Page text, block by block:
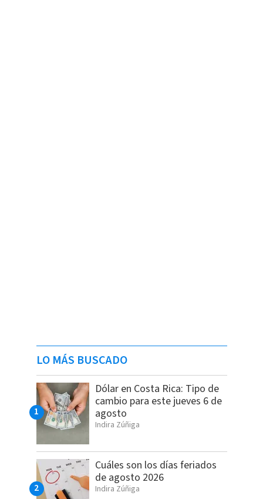
LO MÁS BUSCADO
Dólar en Costa Rica: Tipo de
cambio para este jueves 6 de
agosto
Indira Zúñiga
Cuáles son los días feriados
de agosto 2026
Indira Zúñiga